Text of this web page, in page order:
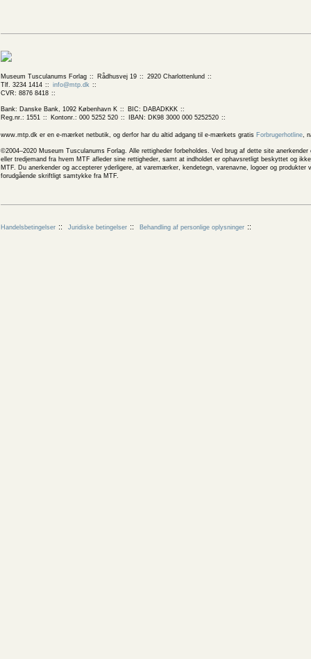
Museum Tusculanums Forlag Rådhusvej 19
2920 Charlottenlund
Tlf. 3234 1414
info@mtp.dk
CVR: 8876 8418
Bank: Danske Bank, 1092 København K
BIC: DABADKKK
Reg.nr.: 1551
Kontonr.: 000 5252 520 IBAN: DK98 3000 000 5252520
www.mtp.dk er en e-mærket netbutik, og derfor har du altid adgang til e-mærkets gratis Forbrugerhotline,
©2004–2020 Museum Tusculanums Forlag. Alle rettigheder forbeholdes. Ved brug af dette site
eller tredjemand fra hvem MTF afleder sine rettigheder, samt at indholdet er ophavsretligt beskyttet og
MTF. Du anerkender og accepterer yderligere, at varemærker, kendetegn, varenavne, logoer og
forudgående skriftligt samtykke fra MTF.
Handelsbetingelser Juridiske betingelser Behandling af personlige oplysninger